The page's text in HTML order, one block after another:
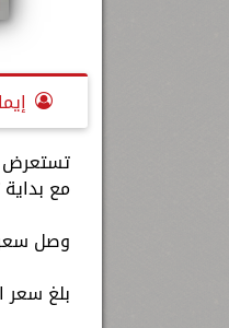
مع بداية
وصل سعر
بلغ سعر